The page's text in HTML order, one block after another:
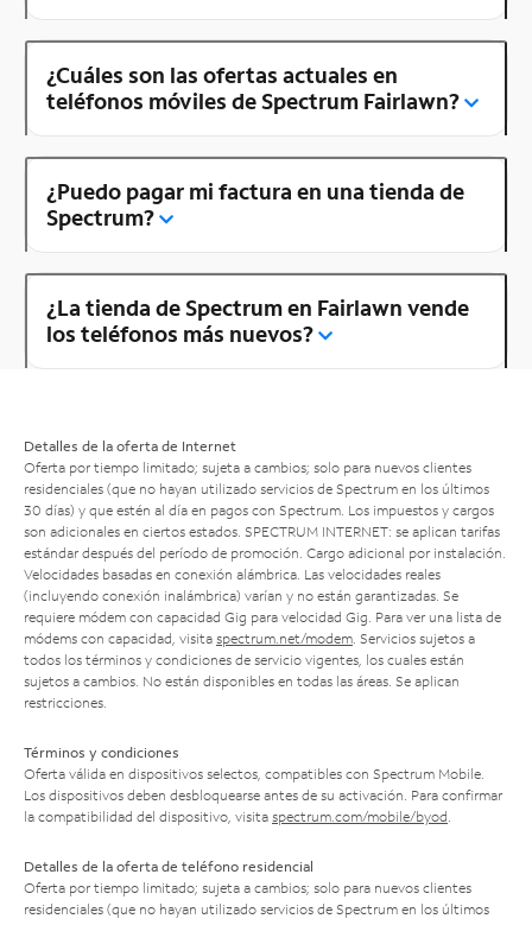
¿Cuáles son las ofertas actuales en
teléfonos móviles de Spectrum Fairlawn?
¿Puedo pagar mi factura en una tienda de
Spectrum?
¿La tienda de Spectrum en Fairlawn vende
los teléfonos más nuevos?
Detalles de la oferta de Internet
Oferta por tiempo limitado; sujeta a cambios; solo para nuevos clientes
residenciales (que no hayan utilizado servicios de Spectrum en los últimos
30 días) y que estén al día en pagos con Spectrum. Los impuestos y cargos
son adicionales en ciertos estados. SPECTRUM INTERNET: se aplican tarifas
estándar después del período de promoción. Cargo adicional por instalación.
Velocidades basadas en conexión alámbrica. Las velocidades reales
(incluyendo conexión inalámbrica) varían y no están garantizadas. Se
requiere módem con capacidad Gig para velocidad Gig. Para ver una lista de
módems con capacidad, visita spectrum.net/modem . Servicios sujetos a
todos los términos y condiciones de servicio vigentes, los cuales están
sujetos a cambios. No están disponibles en todas las áreas. Se aplican
restricciones.
Términos y condiciones
Oferta válida en dispositivos selectos, compatibles con Spectrum Mobile.
Los dispositivos deben desbloquearse antes de su activación. Para confirmar
la compatibilidad del dispositivo, visita spectrum.com/mobile/byod
Detalles de la oferta de teléfono residencial
Oferta por tiempo limitado; sujeta a cambios; solo para nuevos clientes
residenciales (que no hayan utilizado servicios de Spectrum en los últimos